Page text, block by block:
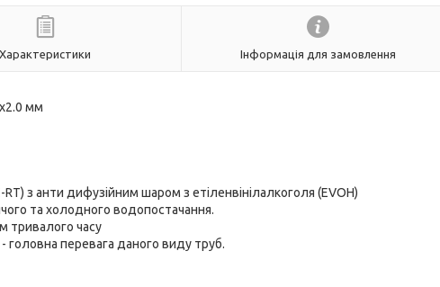
Характеристики Інформація для замовлення
мм
з анти дифузійним шаром з етіленвінілалкоголя (EVOH)
та холодного водопостачання.
тривалого часу
головна перевага даного виду труб.